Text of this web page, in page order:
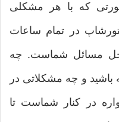
که با هر مشکلی
در تمام ساعات
حل مسائل شماست. چه
باشید و چه مشکلاتی در
در کنار شماست تا